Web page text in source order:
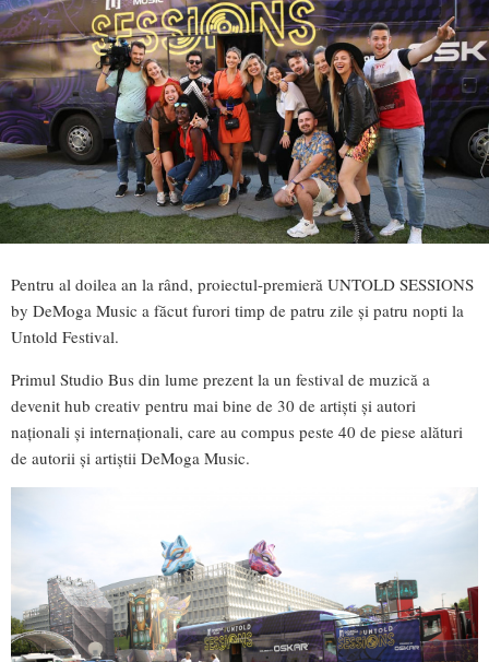
Pentru al doilea an la rând, proiectul-premieră UNTOLD SESSIONS
by DeMoga Music a făcut furori timp de patru zile și patru nopti la
Untold Festival.
Primul Studio Bus din lume prezent la un festival de muzică a
devenit hub creativ pentru mai bine de 30 de artiști și autori
naționali și internaționali, care au compus peste 40 de piese alături
de autorii și artiștii DeMoga Music.